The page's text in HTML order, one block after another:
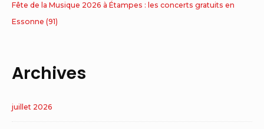
Fête de la Musique 2026 à Étampes : les concerts gratuits en
Essonne (91)
Archives
juillet 2026